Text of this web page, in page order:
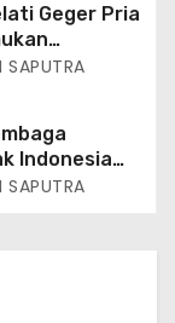
Geger Pria
Akibat
SAPUTRA
Indonesia
2031
Muhammad
Dan Beri
SAPUTRA